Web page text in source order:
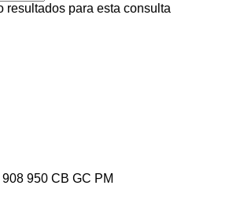
resultados para esta consulta
908 950 CB GC PM